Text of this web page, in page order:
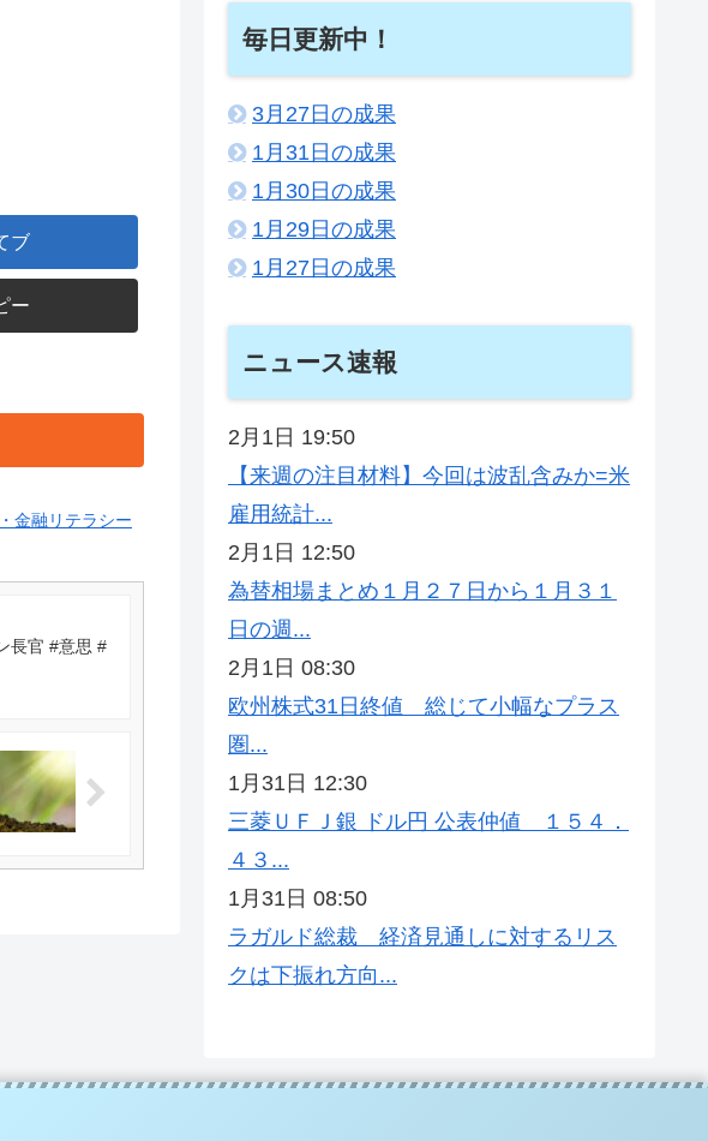
ブ
ー
金融リテラシー
長官 #意思 #
毎日更新中！
3月27日の成果
1月31日の成果
1月30日の成果
1月29日の成果
1月27日の成果
ニュース速報
2月1日 19:50
【来週の注目材料】今回は波乱含みか=米
雇用統計...
2月1日 12:50
為替相場まとめ１月２７日から１月３１
日の週...
2月1日 08:30
欧州株式31日終値 総じて小幅なプラス
圏...
1月31日 12:30
三菱ＵＦＪ銀 ドル円 公表仲値 １５４．
４３...
1月31日 08:50
ラガルド総裁 経済見通しに対するリス
クは下振れ方向...